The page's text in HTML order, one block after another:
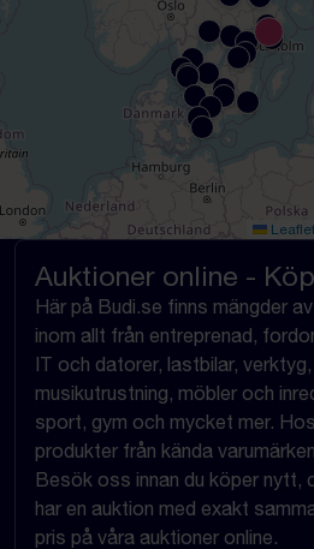
Leaflet
Auktioner online -
Här på Budi.se finns mängder
inom allt från entreprenad,
IT och datorer, lastbilar, verktyg,
musikutrustning, möbler och
sport, gym och mycket mer.
produkter från kända
Besök oss innan du köper nytt,
har en auktion med exakt
pris på våra auktioner online.